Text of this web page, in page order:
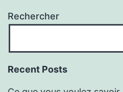
Rechercher
Recent Posts